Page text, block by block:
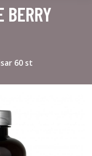
BERRY
60 st